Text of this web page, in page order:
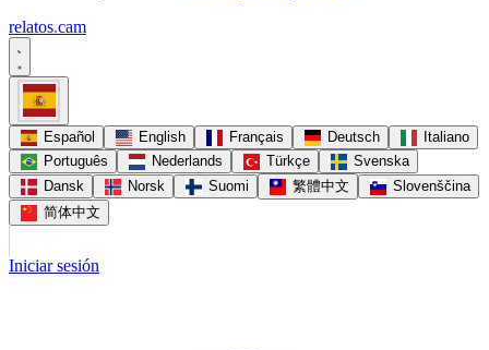
relatos.cam
Español English Français Deutsch
Italiano
Português
Nederlands Türkçe
Svenska
Dansk
Norsk Suomi 繁體中文
Slovenščina
简体中文
Iniciar sesión